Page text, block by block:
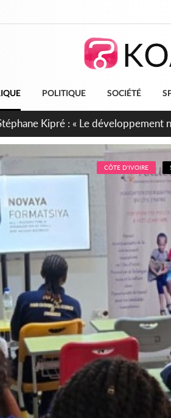
POLITIQUE SOCIÉTÉ
accueillent 254 anciens combattants
CÔTE D'IVOIRE